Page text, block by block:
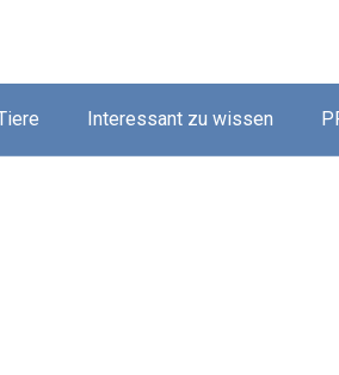
Interessant zu wissen